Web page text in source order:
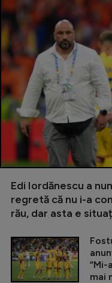
Edi Iordănescu a
regretă că nu i-a
rău, dar asta e
”Mi-
mai